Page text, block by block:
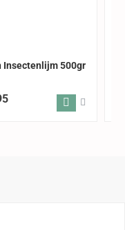
Insectenlijm 500gr